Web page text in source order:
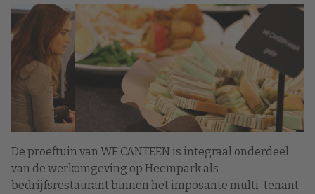
De proeftuin van WE CANTEEN is integraal onderdeel
van de werkomgeving op Heempark als
bedrijfsrestaurant binnen het imposante multi-tenant